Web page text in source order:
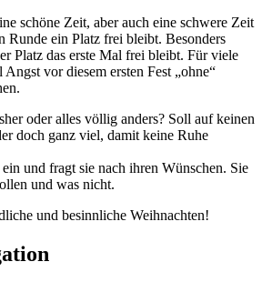
schöne Zeit, aber auch eine schwere Zeit
Runde ein Platz frei bleibt. Besonders
Platz das erste Mal frei bleibt. Für viele
vor diesem ersten Fest „ohne“
oder alles völlig anders? Soll auf keinen
doch ganz viel, damit keine Ruhe
und fragt sie nach ihren Wünschen. Sie
und was nicht.
und besinnliche Weihnachten!